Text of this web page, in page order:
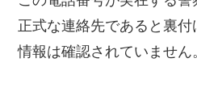
正式な連絡先であると裏付
情報は確認されていません